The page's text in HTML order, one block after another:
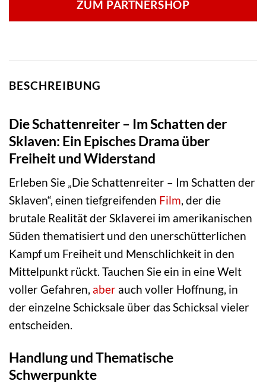
ZUM PARTNERSHOP
BESCHREIBUNG
Die Schattenreiter – Im Schatten der
Sklaven: Ein Episches Drama über
Freiheit und Widerstand
Erleben Sie „Die Schattenreiter – Im Schatten der
Sklaven“, einen tiefgreifenden Film, der die
brutale Realität der Sklaverei im amerikanischen
Süden thematisiert und den unerschütterlichen
Kampf um Freiheit und Menschlichkeit in den
Mittelpunkt rückt. Tauchen Sie ein in eine Welt
voller Gefahren, aber auch voller Hoffnung, in
der einzelne Schicksale über das Schicksal vieler
entscheiden.
Handlung und Thematische
Schwerpunkte